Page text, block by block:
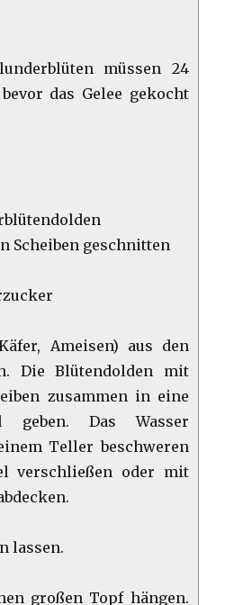
müssen 24
das Gelee gekocht
Scheiben geschnitten
Ameisen) aus den
Die Blütendolden mit
zusammen in eine
geben. Das Wasser
Teller beschweren
verschließen oder mit
lassen.
großen Topf hängen.